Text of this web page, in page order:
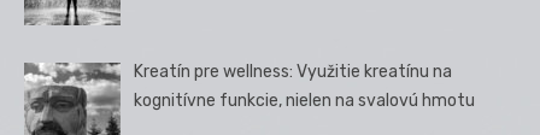
Kreatín pre wellness: Využitie kreatínu na
kognitívne funkcie, nielen na svalovú hmotu